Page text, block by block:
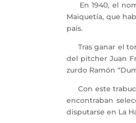
En 1940, el
Maiquetía, que
país.
Tras ganar el
del pitcher Juan
zurdo Ramón
Con este
encontraban
disputarse en La